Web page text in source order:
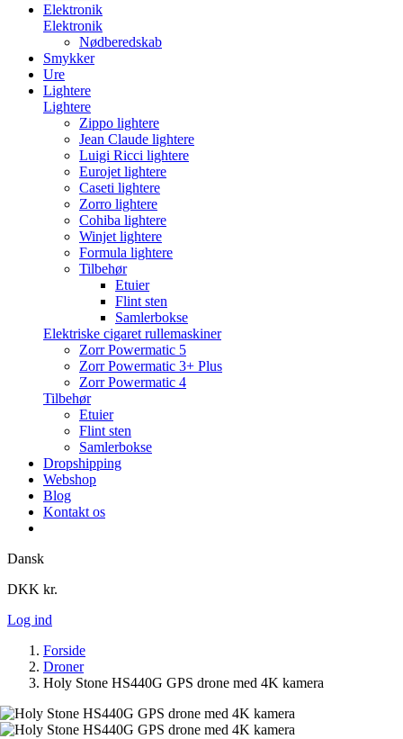
Elektronik
Elektronik
Nødberedskab
Smykker
Ure
Lightere
Lightere
Zippo lightere
Jean Claude lightere
Luigi Ricci lightere
Eurojet lightere
Caseti lightere
Zorro lightere
Cohiba lightere
Winjet lightere
Formula lightere
Tilbehør
Etuier
Flint sten
Samlerbokse
Elektriske cigaret rullemaskiner
Zorr Powermatic 5
Zorr Powermatic 3+ Plus
Zorr Powermatic 4
Tilbehør
Etuier
Flint sten
Samlerbokse
Dropshipping
Webshop
Blog
Kontakt os
Dansk
DKK kr.
Log ind
Forside
Droner
Holy Stone HS440G GPS drone med 4K kamera